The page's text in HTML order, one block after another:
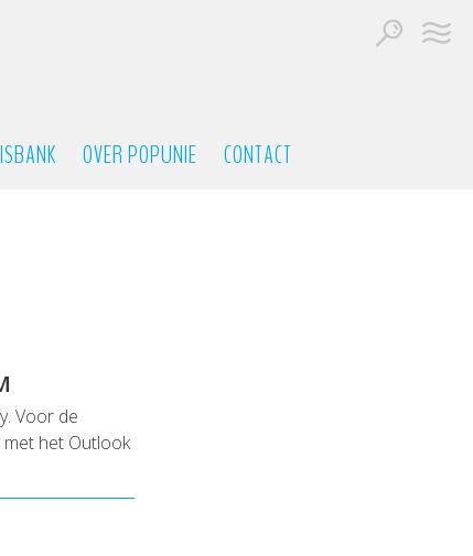
OVER POPUNIE CONTACT
Voor de
met het Outlook